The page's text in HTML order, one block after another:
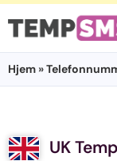
Hjem »
UK